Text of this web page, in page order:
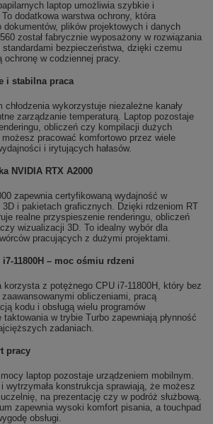
laptop umożliwia szybkie i
dodatkowa warstwa ochrony, która
plików projektowych i danych
został fabrycznie wyposażony w rozwiązania
bezpieczeństwa, dzięki czemu
ochronę w codziennej pracy.
i stabilna praca
wykorzystuje niezależne kanały
zarządzanie temperaturą. Laptop pozostaje
obliczeń czy kompilacji dużych
pracować komfortowo przez wiele
i irytujących hałasów.
NVIDIA RTX A2000
zapewnia certyfikowaną wydajność w
i pakietach graficznych. Dzięki rdzeniom RT
realne przyspieszenie renderingu, obliczeń
wizualizacji 3D. To idealny wybór dla
pracujących z dużymi projektami.
11800H – moc ośmiu rdzeni
korzysta z potężnego CPU i7-11800H, który bez
obliczeniami, pracą
kodu i obsługą wielu programów
w trybie Turbo zapewniają płynność
zadaniach.
pracy
laptop pozostaje urządzeniem mobilnym.
wytrzymała konstrukcja sprawiają, że możesz
na prezentację czy w podróż służbową.
zapewnia wysoki komfort pisania, a touchpad
obsługi.